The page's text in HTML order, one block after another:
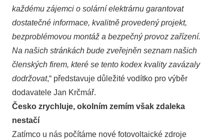
každému zájemci o solární elektrárnu garantovat
dostatečné informace, kvalitně provedený projekt,
bezproblémovou montáž a bezpečný provoz zařízení.
Na našich stránkách bude zveřejněn seznam našich
členských firem, které se tento kodex kvality zavázaly
dodržovat,“ představuje důležité vodítko pro výběr
dodavatele Jan Krčmář.
Česko zrychluje, okolním zemím však zdaleka
nestačí
Zatímco u nás počítáme nové fotovoltaické zdroje